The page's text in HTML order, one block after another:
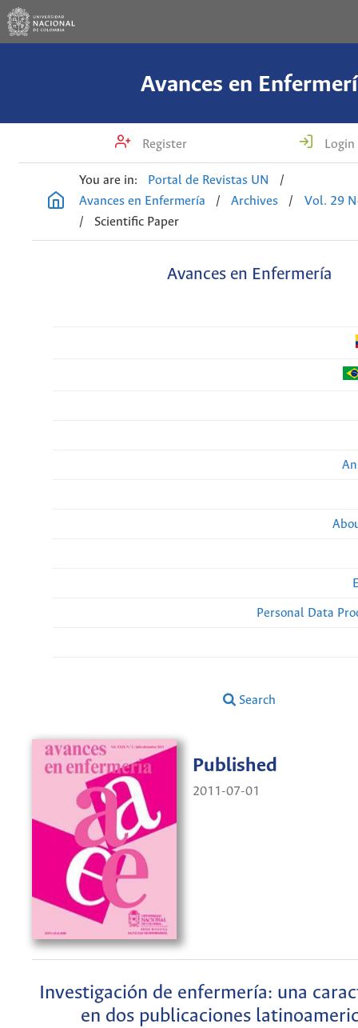
Avances en
Register Login
You are in: Portal de Revistas UN
/
Avances en Enfermería
/ Archives /
Vol. 29
/
Scientific Paper
Avances en Enfermería
Personal Data
Search
Published
2011-07-01
Investigación de enfermería: una
en dos publicaciones